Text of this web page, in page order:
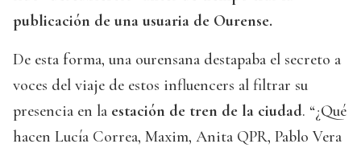
publicación de una usuaria de Ourense.
De esta forma, una ourensana destapaba el secreto a
voces del viaje de estos influencers al filtrar su
presencia en la estación de tren de la ciudad. “¿Qué
hacen Lucía Correa, Maxim, Anita QPR, Pablo Vera